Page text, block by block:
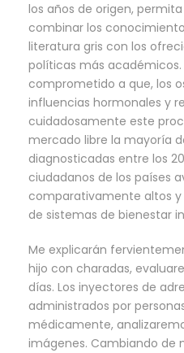
los años de origen,
combinar los
literatura gris con los
políticas más académicos.
comprometido a que, los
influencias hormonales y
cuidadosamente este
mercado libre la mayoría
diagnosticadas entre los
ciudadanos de los países
comparativamente altos
de sistemas de bienestar
Me explicarán
hijo con charadas,
días. Los inyectores de
administrados por
médicamente,
imágenes. Cambiando de